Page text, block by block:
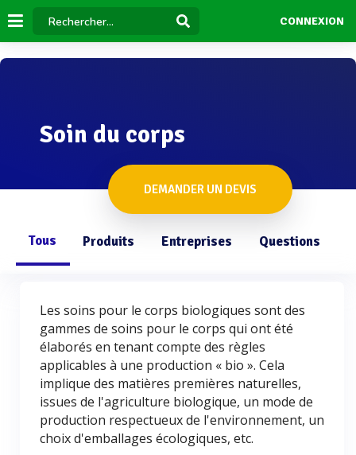
CONNEXION
Soin du corps
DEMANDER UN DEVIS
Tous Produits Entreprises Questions
Les soins pour le corps biologiques sont des
gammes de soins pour le corps qui ont été
élaborés en tenant compte des règles
applicables à une production « bio ». Cela
implique des matières premières naturelles,
issues de l'agriculture biologique, un mode de
production respectueux de l'environnement, un
choix d'emballages écologiques, etc.